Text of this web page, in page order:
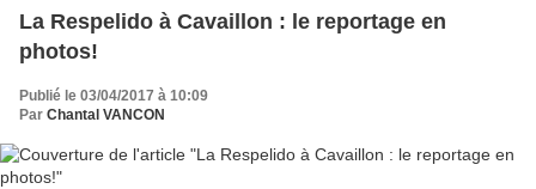
La Respelido à Cavaillon : le reportage en
photos!
Publié le 03/04/2017 à 10:09
Par Chantal VANCON